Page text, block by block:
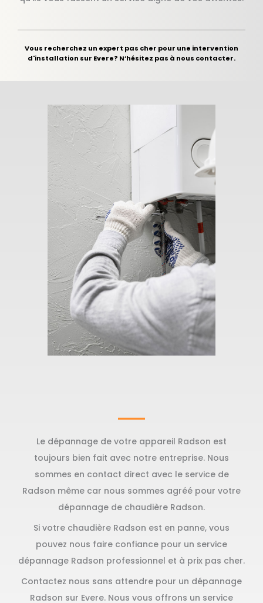
Vous recherchez un expert pas cher pour une intervention
d'installation sur Evere? N’hésitez pas à nous contacter.
Le dépannage de votre appareil Radson est
toujours bien fait avec notre entreprise. Nous
sommes en contact direct avec le service de
Radson même car nous sommes agréé pour votre
dépannage de chaudière Radson.
Si votre chaudière Radson est en panne, vous
pouvez nous faire confiance pour un service
dépannage Radson professionnel et à prix pas cher.
Contactez nous sans attendre pour un dépannage
Radson sur Evere. Nous vous offrons un service